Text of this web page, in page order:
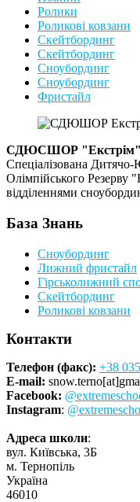
Ролики
Роликові ковзани
Скейтбординг
Скейтбординг
Сноубординг
Сноубординг
Фристайл
СДЮСШОР "Екстрім"
Спеціалізована
Олімпійського Резерву
відділеннями
База Знань
Сноубординг
Лижний фристайл
Гірськолижний
Скейтбординг
Роликові ковзани
Контакти
Телефон (факс): +38
E-mail:
Facebook:
Instagram:
Адреса школи:
вул. Київська, 3Б
м. Тернопіль
Україна
46010